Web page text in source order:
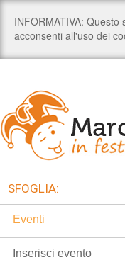
SFOGLIA:
Eventi
Inserisci evento